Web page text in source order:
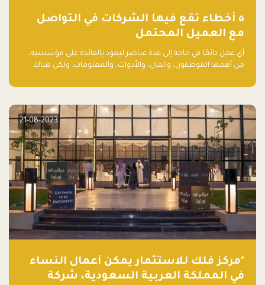
٥ أخطاء تقع فيها الشركات في التواصل
مع العميل المحتمل
أي عمل دائمًا في حاجة إلى عدة عناصر ليعود بالفائدة على مؤسسيه،
من أهمها الموظفون، والمال، والأدوات، والمعلومات. ولكن هناك
أساسه ذلك العمل.
21-08-2023
"مركز فلك للاستثمار يمكّن أعمال النساء
في المملكة العربية السعودية، شركة